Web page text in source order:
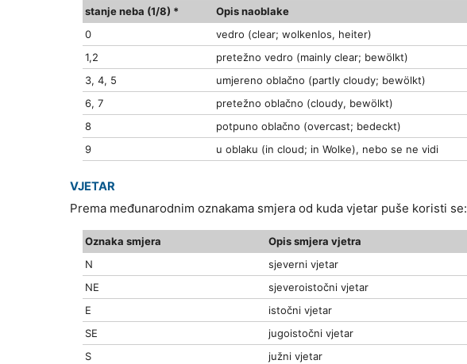
stanje neba (1/8) *
Opis naoblake
0
vedro (clear; wolkenlos, heiter)
1,2
pretežno vedro (mainly clear; bewölkt)
3, 4, 5
umjereno oblačno (partly cloudy; bewölkt)
6, 7
pretežno oblačno (cloudy, bewölkt)
8
potpuno oblačno (overcast; bedeckt)
9
u oblaku (in cloud; in Wolke), nebo se ne vidi
VJETAR
Prema međunarodnim oznakama smjera od kuda vjetar puše koristi se:
Oznaka smjera
Opis smjera vjetra
N
sjeverni vjetar
NE
sjeveroistočni vjetar
E
istočni vjetar
SE
jugoistočni vjetar
S
južni vjetar